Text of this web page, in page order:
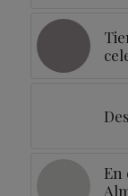
En